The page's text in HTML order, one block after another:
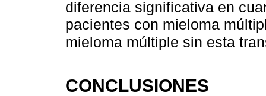
diferencia significativa en
pacientes con mieloma
mieloma múltiple sin esta
CONCLUSIONES